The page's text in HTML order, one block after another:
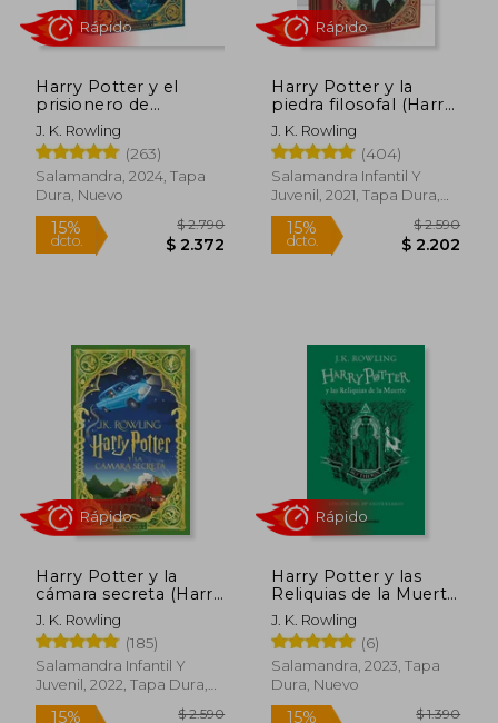
15%
dcto.
15%
dcto.
Harry Potter y el
prisionero de
Azkaban (Harry
Potter edición
MinaLima 3)
J. K. Rowling
(263)
Salamandra, 2024, Tapa
Dura, Nuevo
Harry Potter y la
piedra filosofal (Harry
Potter edición
MinaLima 1)
J. K. Rowling
(404)
Salamandra Infantil Y
Juvenil, 2021, Tapa Dura,
Nuevo
Harry Potter y la
cámara secreta (Harry
Potter edición
MinaLima 2)
J. K. Rowling
(185)
Salamandra Infantil Y
Juvenil, 2022, Tapa Dura,
Nuevo
Harry Potter y las
Reliquias de la Muerte
(7) Slytherin (Td)
Edicion 20 Aniversario
J. K. Rowling
(6)
Salamandra, 2023, Tapa
Dura, Nuevo